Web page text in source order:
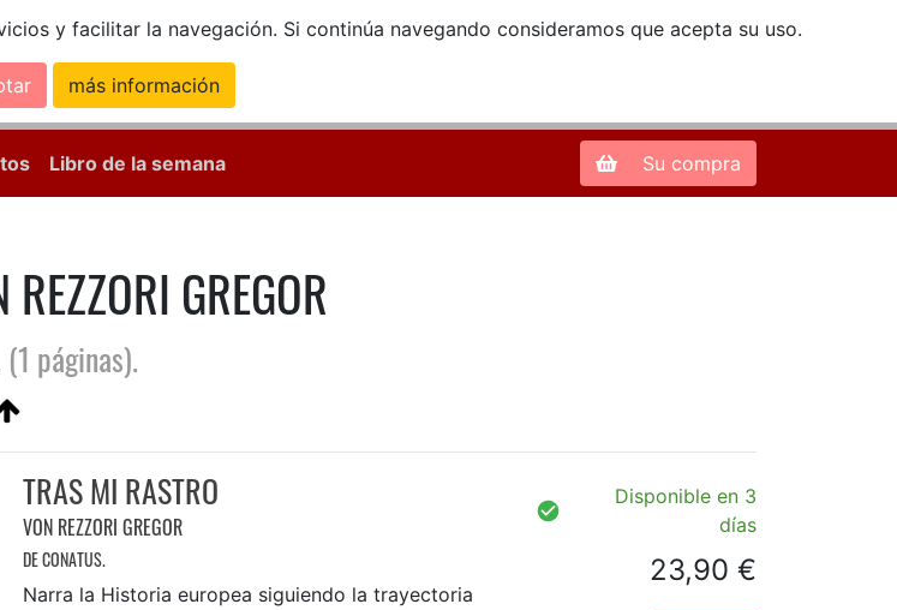
y facilitar la navegación. Si continúa navegando consideramos que acepta su uso.
más información
Zona de Clientes
Libro de la semana Su compra
GREGOR
páginas).
TRAS MI RASTRO
VON REZZORI GREGOR
DE CONATUS.
Narra la Historia europea siguiendo la trayectoria
Disponible en 3
días
23,90 €